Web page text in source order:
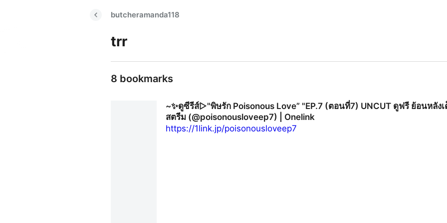
butcheramanda118
trr
8 bookmarks
~✨ดูซีรีส์▷"พิษรัก Poisonous Love” "EP.7 (ตอนที่7) UNCUT ดูฟรี ย้อนหลัง
สตรีม (@poisonousloveep7) | Onelink
https://1link.jp/poisonousloveep7